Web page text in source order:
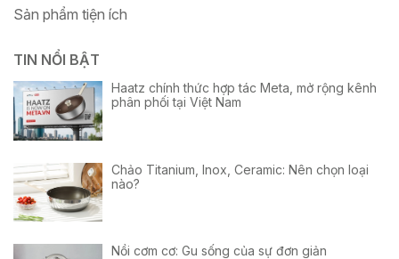
Sản phẩm tiện ích
TIN NỔI BẬT
Haatz chính thức hợp tác Meta, mở rộng kênh
phân phối tại Việt Nam
Chảo Titanium, Inox, Ceramic: Nên chọn loại
nào?
Nồi cơm cơ: Gu sống của sự đơn giản